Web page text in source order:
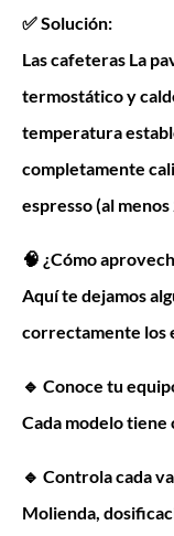
✅ Solución:
Las cafeteras La
termostático y
temperatura
completamente
espresso (al
🧠 ¿Cómo
Aquí te dejamos
correctamente los
🔹 Conoce tu
Cada modelo tiene
🔹 Controla cada
Molienda,